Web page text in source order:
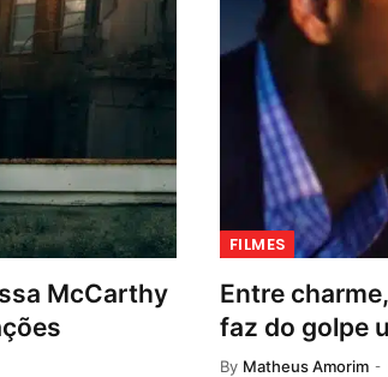
McCarthy
FILMES
Entre
faz do golpe
By Matheus Amorim